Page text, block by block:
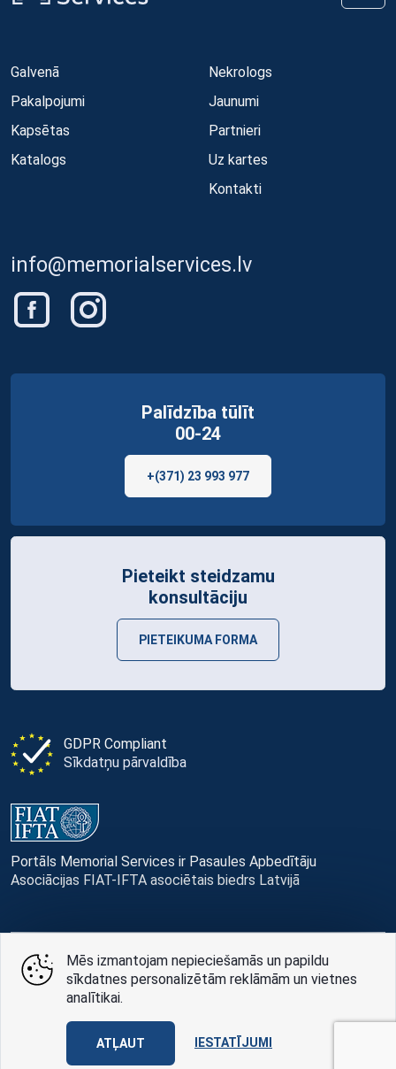
Galvenā
Pakalpojumi
Kapsētas
Katalogs
Nekrologs
Jaunumi
Partnieri
Uz kartes
Kontakti
info@memorialservices.lv
GDPR Compliant
Sīkdatņu pārvaldība
Portāls Memorial Services ir Pasaules Apbedītāju
Asociācijas FIAT-IFTA asociētais biedrs Latvijā
Palīdzība tūlīt
00-24
+(371) 23 993 977
Pieteikt steidzamu
konsultāciju
PIETEIKUMA FORMA
© Memorial Services, 2016 — 2026 pr3-g
Privātuma politikai
AABB TEAM
Mēs izmantojam nepieciešamās un papildu
sīkdatnes personalizētām reklāmām un vietnes
analītikai.
ATĻAUT IESTATĪJUMI